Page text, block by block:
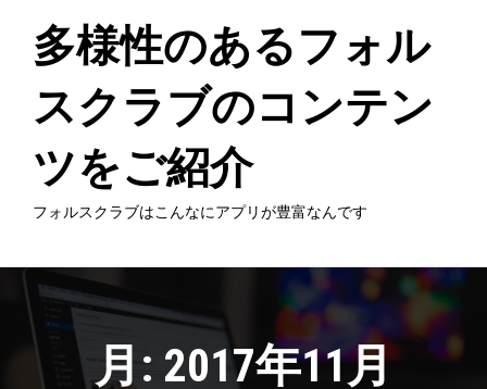
content多様性のあるフォル
スクラブのコンテン
ツをご紹介
フォルスクラブはこんなにアプリが豊富なんです
月: 2017年11月